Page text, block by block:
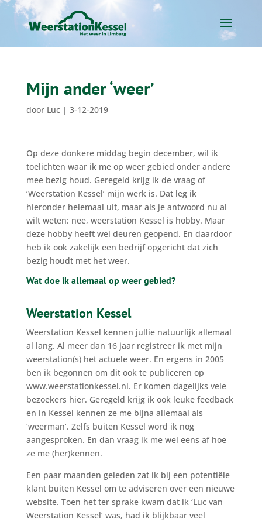
Mijn ander ‘weer’
door Luc| 3-12-2019
Op deze donkere middag begin december, wil ik
toelichten waar ik me op weer gebied onder andere
mee bezig houd. Geregeld krijg ik de vraag of
‘Weerstation Kessel’ mijn werk is. Dat leg ik
hieronder helemaal uit, maar als je antwoord nu al
wilt weten: nee, weerstation Kessel is hobby. Maar
deze hobby heeft wel deuren geopend. En daardoor
heb ik ook zakelijk een bedrijf opgericht dat zich
bezig houdt met het weer.
Wat doe ik allemaal op weer gebied?
Weerstation Kessel
Weerstation Kessel kennen jullie natuurlijk allemaal
al lang. Al meer dan 16 jaar registreer ik met mijn
weerstation(s) het actuele weer. En ergens in 2005
ben ik begonnen om dit ook te publiceren op
www.weerstationkessel.nl. Er komen dagelijks vele
bezoekers hier. Geregeld krijg ik ook leuke feedback
en in Kessel kennen ze me bijna allemaal als
‘weerman’. Zelfs buiten Kessel word ik nog
aangesproken. En dan vraag ik me wel eens af hoe
ze me (her)kennen.
Een paar maanden geleden zat ik bij een potentiële
klant buiten Kessel om te adviseren over een nieuwe
website. Toen het ter sprake kwam dat ik ‘Luc van
Weerstation Kessel’ was, had ik blijkbaar veel